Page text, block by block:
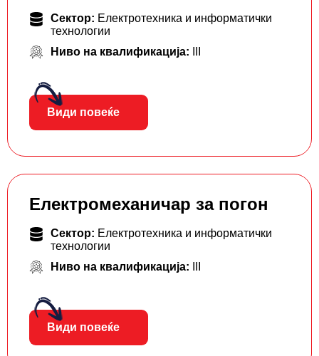
Сектор: Електротехника и информатички
технологии
Ниво на квалификација:
Види повеќе
Електромеханичар за погон
Сектор: Електротехника и информатички
технологии
Ниво на квалификација:
Види повеќе